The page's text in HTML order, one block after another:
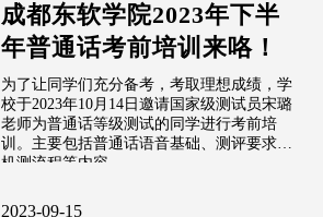
成都东软学院2023年下半
年普通话考前培训来咯！
为了让同学们充分备考，考取理想成绩，学
校于2023年10月14日邀请国家级测试员宋璐
老师为普通话等级测试的同学进行考前培
训。主要包括普通话语音基础、测评要求和
机测流程等内容。
2023-09-15